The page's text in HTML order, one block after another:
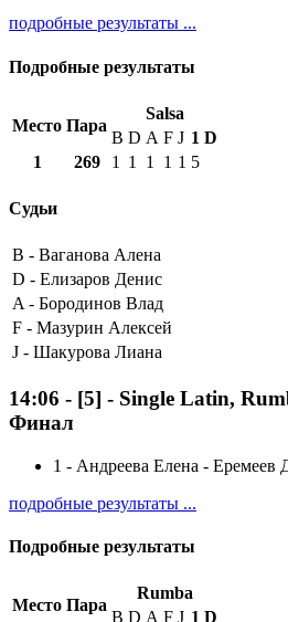
подробные результаты ...
Подробные результаты
Место Пара
Salsa
B D A F J 1 D
1
269 1 1 1 1 1 5
Судьи
B - Ваганова Алена
D - Елизаров Денис
A - Бородинов Влад
F - Мазурин Алексей
J - Шакурова Лиана
14:06 - [5] - Single Latin,
Финал
1 - Андреева Елена - Еремеев
подробные результаты ...
Подробные результаты
Место Пара
Rumba
B D A F J 1 D